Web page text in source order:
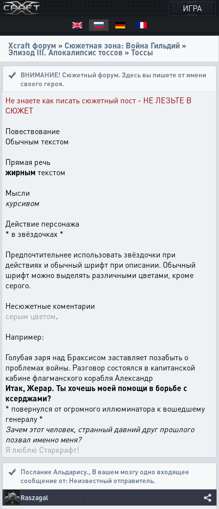
ИГРА
Xcraft форум » Сюжетная зона: Война Гильдий »
Эпизод III. Апокалипсис тоссов » Тоссы
ВНИМАНИЕ! Сюжетный форум. Здесь вы пишете от имени
своего героя.
Не знаете как писать сюжетный пост - НЕ ЛЕЗЬТЕ В
СЮЖЕТ
Повествование
Обычным текстом
Прямая речь
жирным текстом
Мысли
курсивом
Действие персонажа
* в звёздочках *
Предпочтительнее использовать звёздочки при
действиях и обычный шрифт при описании. Обычный
шрифт можно выделять различными цветами, кроме
серого.
Несюжетные коментарии
серым цветом.
Например:
Голубая заря над Браксисом заставляет позабыть о
проблемах войны. Разговор состоялся в капитанской
кабине флагманского корабля Александр
Итак, Жерар. Ты хочешь моей помощи в борьбе с
ксерджами?
* повернулся от огромного иллюминатора к вошедшему
генералу *
Зачем этот человек, странный давний друг прошлого
позвал именно меня?
Я люблю Старкрафт!
Послание Альдарису., В вашем мозгу одно входящее
сообщение от: Неизвестный отправитель.
Raszagal